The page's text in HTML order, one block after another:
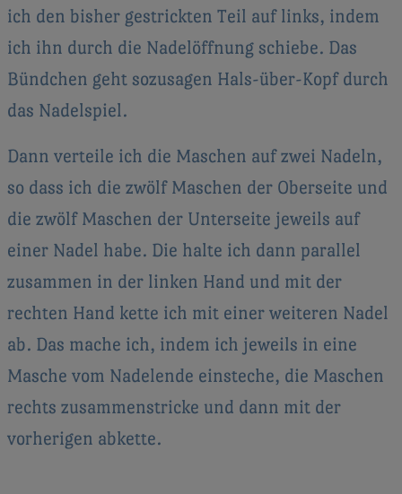
ich den bisher gestrickten Teil auf links, indem
ich ihn durch die Nadelöffnung schiebe. Das
Bündchen geht sozusagen Hals-über-Kopf durch
das Nadelspiel.
Dann verteile ich die Maschen auf zwei Nadeln,
so dass ich die zwölf Maschen der Oberseite und
die zwölf Maschen der Unterseite jeweils auf
einer Nadel habe. Die halte ich dann parallel
zusammen in der linken Hand und mit der
rechten Hand kette ich mit einer weiteren Nadel
ab. Das mache ich, indem ich jeweils in eine
Masche vom Nadelende einsteche, die Maschen
rechts zusammenstricke und dann mit der
vorherigen abkette.